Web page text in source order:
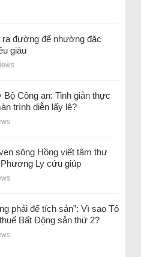
đường để nhường đặc
giàu
Bộ Công an: Tinh giản thực
trình diễn lấy lệ?
sông Hồng viết tâm thư
Ly cứu giúp
phải để tích sản”: Vì sao Tô
Bất Động sản thứ 2?